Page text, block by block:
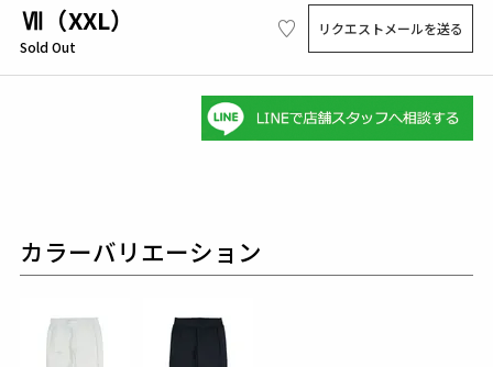
Ⅶ（XXL）
Sold Out
リクエストメールを送る
カラーバリエーション